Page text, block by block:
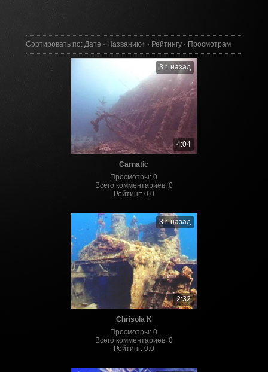
Сортировать по: Дате · Названию↑ · Рейтингу· Просмотрам
3 г. назад
4:04
Carnatic
Просмотры:0
Всего комментариев: 0
Рейтинг: 0.0
3 г. назад
2:32
Chrisola K
Просмотры:0
Всего комментариев: 0
Рейтинг: 0.0